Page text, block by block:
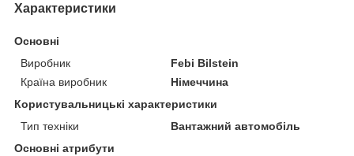
Характеристики
Основні
Виробник
Febi Bilstein
Країна виробник
Німеччина
Користувальницькі характеристики
Тип техніки
Вантажний автомобіль
Основні атрибути